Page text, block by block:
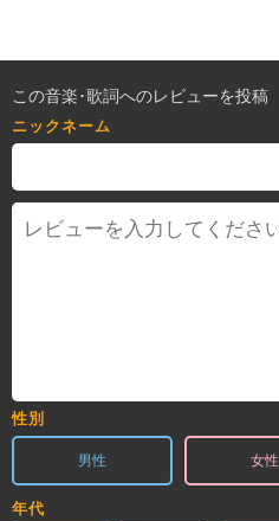
この音楽･歌詞へのレビューを投稿
ニックネーム
性別
男性 女性
年代